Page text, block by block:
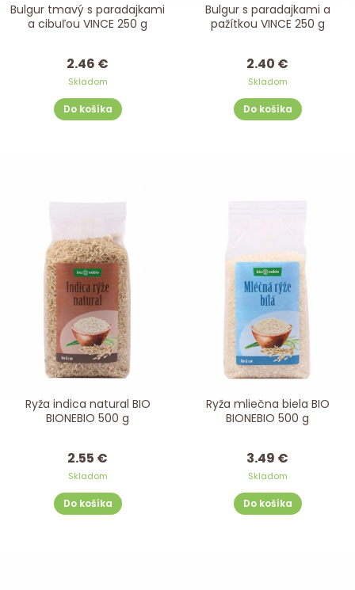
Bulgur tmavý s paradajkami
a cibuľou VINCE 250 g
2.46 €
Skladom
Do košíka
Bulgur s paradajkami a
pažítkou VINCE 250 g
2.40 €
Skladom
Do košíka
Ryža indica natural BIO
BIONEBIO 500 g
2.55 €
Skladom
Do košíka
Ryža mliečna biela BIO
BIONEBIO 500 g
3.49 €
Skladom
Do košíka